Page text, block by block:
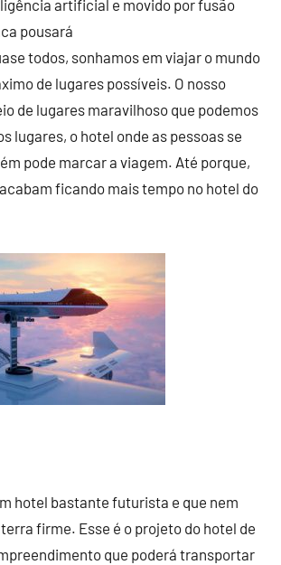
artificial e movido por fusão
pousará
todos, sonhamos em viajar o mundo
de lugares possíveis. O nosso
de lugares maravilhoso que podemos
lugares, o hotel onde as pessoas se
pode marcar a viagem. Até porque,
ficando mais tempo no hotel do
hotel bastante futurista e que nem
firme. Esse é o projeto do hotel de
que poderá transportar